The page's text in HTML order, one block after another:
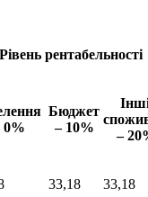
Рівень рентабельності
0%
Бюджет
– 10%
–
33,18 33,18